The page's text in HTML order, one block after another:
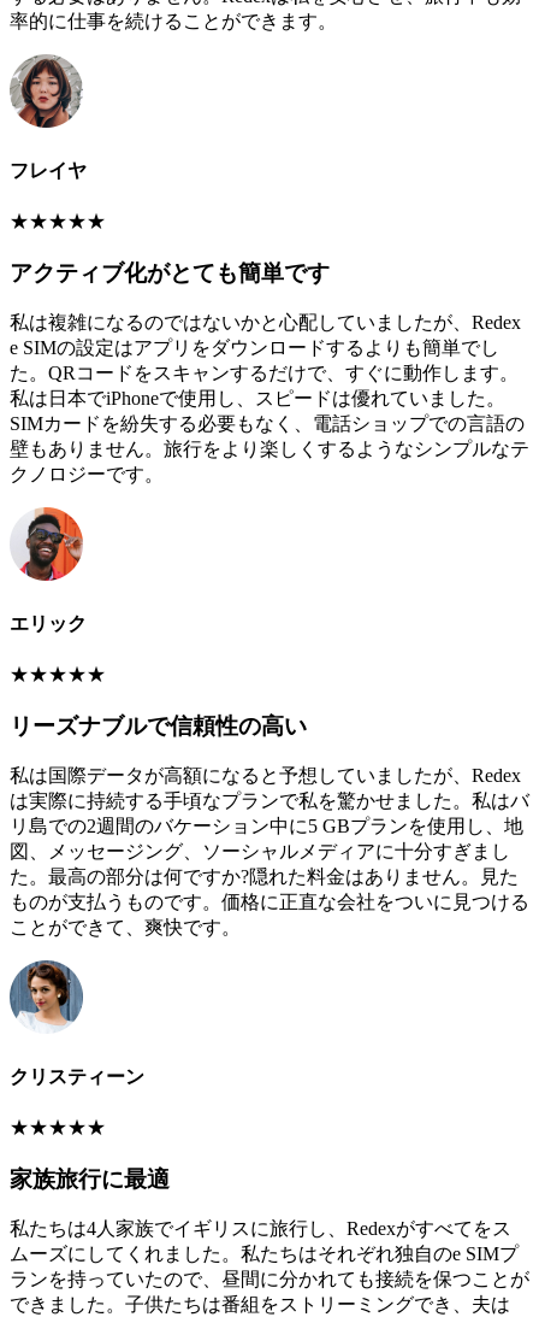
率的に仕事を続けることができます。
フレイヤ
★★★★★
アクティブ化がとても簡単です
私は複雑になるのではないかと心配していましたが、Redex
e SIMの設定はアプリをダウンロードするよりも簡単でし
た。QRコードをスキャンするだけで、すぐに動作します。
私は日本でiPhoneで使用し、スピードは優れていました。
SIMカードを紛失する必要もなく、電話ショップでの言語の
壁もありません。旅行をより楽しくするようなシンプルなテ
クノロジーです。
エリック
★★★★★
リーズナブルで信頼性の高い
私は国際データが高額になると予想していましたが、Redex
は実際に持続する手頃なプランで私を驚かせました。私はバ
リ島での2週間のバケーション中に5 GBプランを使用し、地
図、メッセージング、ソーシャルメディアに十分すぎまし
た。最高の部分は何ですか?隠れた料金はありません。見た
ものが支払うものです。価格に正直な会社をついに見つける
ことができて、爽快です。
クリスティーン
★★★★★
家族旅行に最適
私たちは4人家族でイギリスに旅行し、Redexがすべてをス
ムーズにしてくれました。私たちはそれぞれ独自のe SIMプ
ランを持っていたので、昼間に分かれても接続を保つことが
できました。子供たちは番組をストリーミングでき、夫は